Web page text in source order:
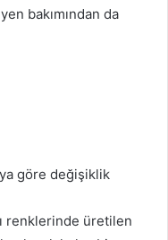
bakımından da
göre değişiklik
renklerinde üretilen